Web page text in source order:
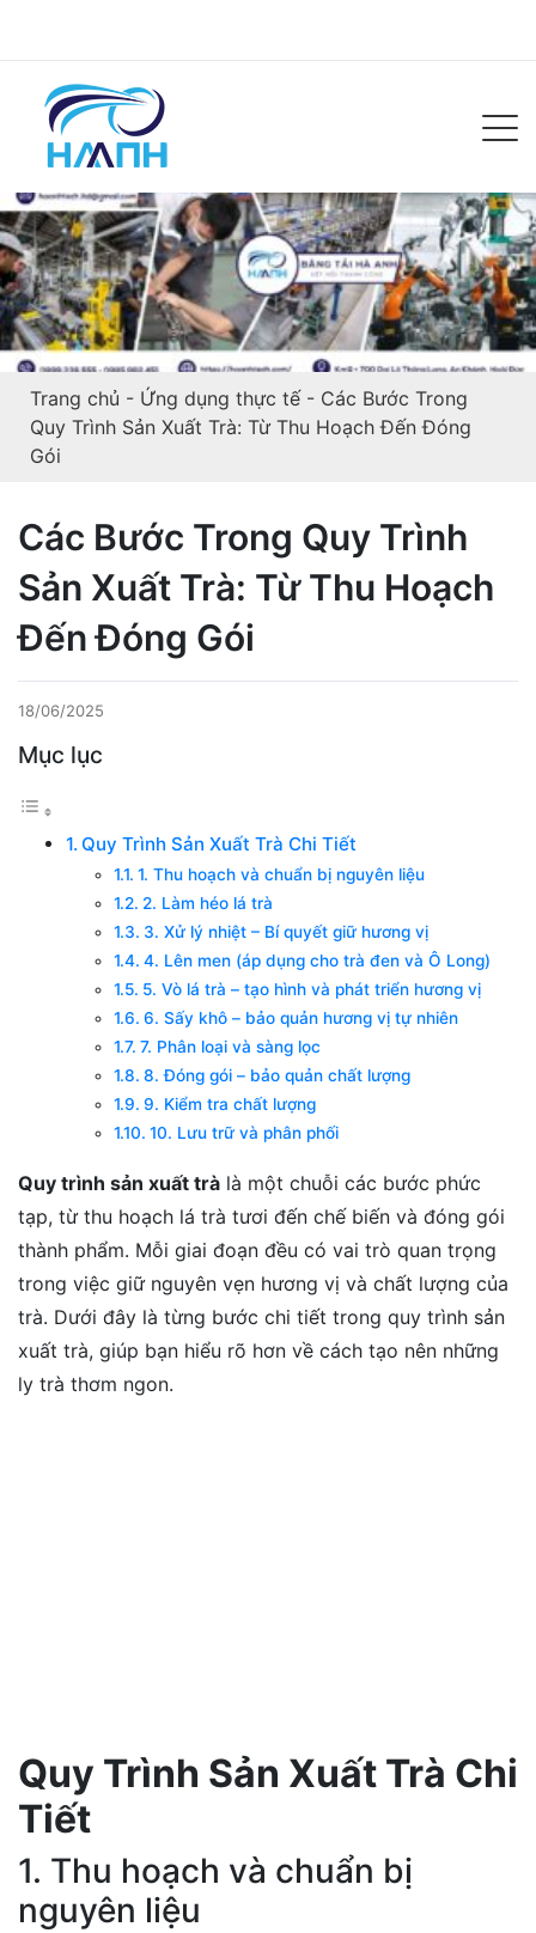
Trang chủ - Ứng dụng thực tế- Các Bước Trong
Quy Trình Sản Xuất Trà: Từ Thu Hoạch Đến Đóng
Gói
Các Bước Trong Quy Trình
Sản Xuất Trà: Từ Thu Hoạch
Đến Đóng Gói
18/06/2025
Mục lục
Quy Trình Sản Xuất Trà Chi Tiết
1. Thu hoạch và chuẩn bị nguyên liệu
2. Làm héo lá trà
3. Xử lý nhiệt – Bí quyết giữ hương vị
4. Lên men (áp dụng cho trà đen và Ô Long)
5. Vò lá trà – tạo hình và phát triển hương vị
6. Sấy khô – bảo quản hương vị tự nhiên
7. Phân loại và sàng lọc
8. Đóng gói – bảo quản chất lượng
9. Kiểm tra chất lượng
10. Lưu trữ và phân phối
Quy trình sản xuất trà là một chuỗi các bước phức
tạp, từ thu hoạch lá trà tươi đến chế biến và đóng gói
thành phẩm. Mỗi giai đoạn đều có vai trò quan trọng
trong việc giữ nguyên vẹn hương vị và chất lượng của
trà. Dưới đây là từng bước chi tiết trong quy trình sản
xuất trà, giúp bạn hiểu rõ hơn về cách tạo nên những
ly trà thơm ngon.
Quy Trình Sản Xuất Trà Chi
Tiết
1. Thu hoạch và chuẩn bị
nguyên liệu